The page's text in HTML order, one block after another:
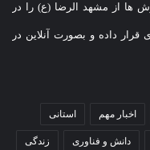
ها از مشهد الرضا (ع) را در
قرار داده و بصورت آنلاین در
اخبار مهم استانی
دانش و فناوری زندگی